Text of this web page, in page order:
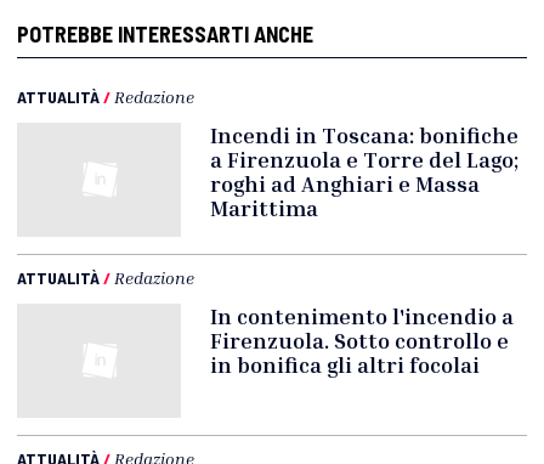
POTREBBE INTERESSARTI ANCHE
ATTUALITÀ/ Redazione
Incendi in Toscana: bonifiche
a Firenzuola e Torre del Lago;
roghi ad Anghiari e Massa
Marittima
ATTUALITÀ/ Redazione
In contenimento l'incendio a
Firenzuola. Sotto controllo e
in bonifica gli altri focolai
ATTUALITÀ/ Redazione